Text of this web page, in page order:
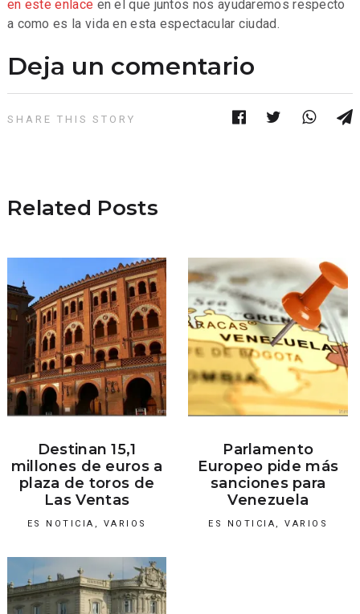
en este enlace en el que juntos nos ayudaremos respecto
a como es la vida en esta espectacular ciudad.
Deja un comentario
SHARE THIS STORY
Related Posts
Destinan 15,1
millones de euros a
plaza de toros de
Las Ventas
ES NOTICIA , VARIOS
Parlamento
Europeo pide más
sanciones para
Venezuela
ES NOTICIA ,VARIOS